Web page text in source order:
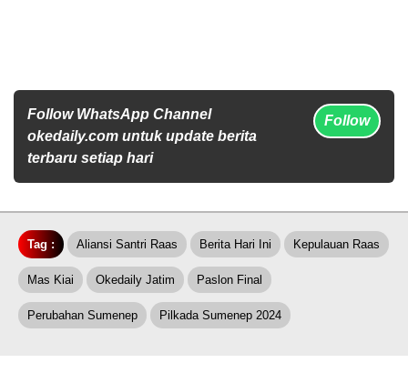
Follow WhatsApp Channel
okedaily.com untuk update berita
terbaru setiap hari
Follow
Tag : Aliansi Santri Raas Berita Hari Ini Kepulauan Raas
Mas Kiai Okedaily Jatim Paslon Final
Perubahan Sumenep Pilkada Sumenep 2024